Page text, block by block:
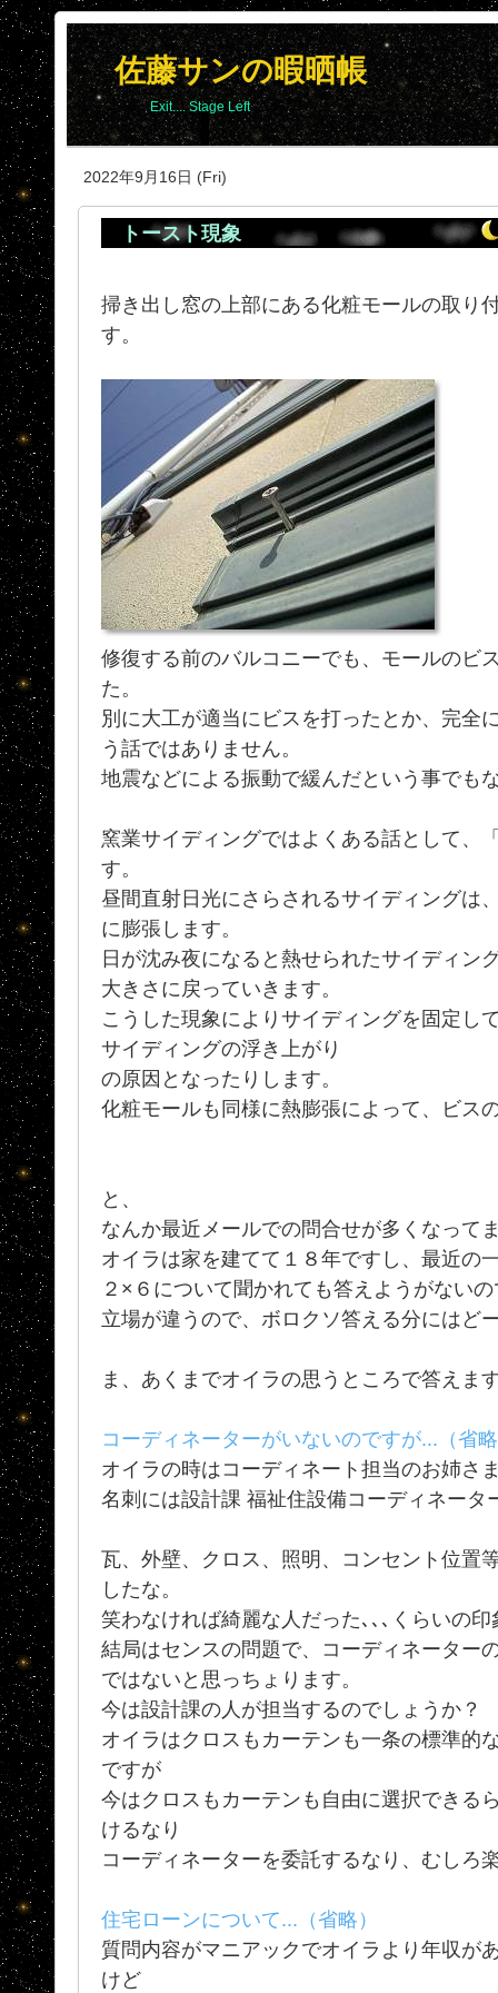
佐藤サンの暇晒帳
Exit.... Stage Left
2022年9月16日 (Fri)
トースト現象
掃き出し窓の上部にある化粧モールの取り
す。
修復する前のバルコニーでも、モールのビ
た。
別に大工が適当にビスを打ったとか、完全
う話ではありません。
地震などによる振動で緩んだという事でも
窯業サイディングではよくある話として、
す。
昼間直射日光にさらされるサイディングは
に膨張します。
日が沈み夜になると熱せられたサイディン
大きさに戻っていきます。
こうした現象によりサイディングを固定し
サイディングの浮き上がり
の原因となったりします。
化粧モールも同様に熱膨張によって、ビス
と、
なんか最近メールでの問合せが多くなって
オイラは家を建てて１８年ですし、最近の
２×６について聞かれても答えようがない
立場が違うので、ボロクソ答える分にはど
ま、あくまでオイラの思うところで答えま
コーディネーターがいないのですが...（省
オイラの時はコーディネート担当のお姉さ
名刺には設計課 福祉住設備コーディネータ
瓦、外壁、クロス、照明、コンセント位置
したな。
笑わなければ綺麗な人だった､､､くらいの
結局はセンスの問題で、コーディネーター
ではないと思っちょります。
今は設計課の人が担当するのでしょうか
オイラはクロスもカーテンも一条の標準的
ですが
今はクロスもカーテンも自由に選択できる
けるなり
コーディネーターを委託するなり、むしろ
住宅ローンについて...（省略）
質問内容がマニアックでオイラより年収が
けど